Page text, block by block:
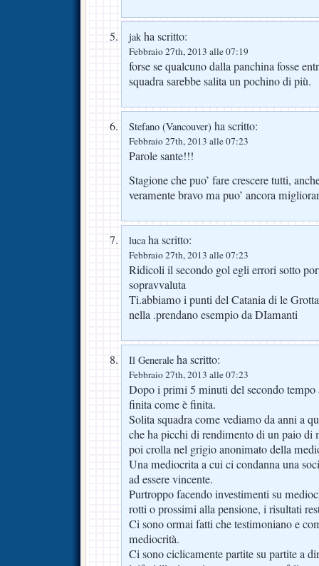
jak ha scritto:
Febbraio 27th, 2013 alle 07:19
forse se qualcuno dalla panchina fosse
squadra sarebbe salita un pochino di più.
Stefano (Vancouver) ha scritto:
Febbraio 27th, 2013 alle 07:23
Parole sante!!!
Stagione che puo’ fare crescere tutti,
veramente bravo ma puo’ ancora
lucaha scritto:
Febbraio 27th, 2013 alle 07:23
Ridicoli il secondo gol egli errori sotto
sopravvaluta
Ti.abbiamo i punti del Catania di le
nella .prendano esempio da DIamanti
Il Generale ha scritto:
Febbraio 27th, 2013 alle 07:23
Dopo i primi 5 minuti del secondo tempo
finita come è finita.
Solita squadra come vediamo da anni a
che ha picchi di rendimento di un paio di
poi crolla nel grigio anonimato della
Una mediocrita a cui ci condanna una
ad essere vincente.
Purtroppo facendo investimenti su
rotti o prossimi alla pensione, i risultati
Ci sono ormai fatti che testimoniano e
mediocrità.
Ci sono ciclicamente partite su partite a